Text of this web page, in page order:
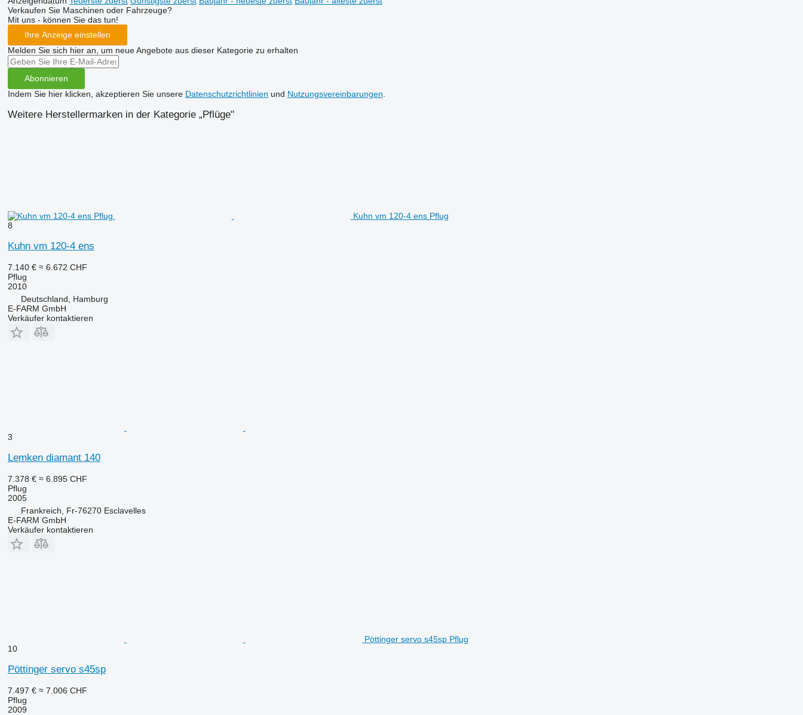
Verkaufen Sie Maschinen oder Fahrzeuge?
Mit uns - können Sie das tun!
Ihre Anzeige einstellen
Melden Sie sich hier an, um neue Angebote aus dieser Kategorie zu erhalten
Abonnieren
Indem Sie hier klicken, akzeptieren Sie unsere Datenschutzrichtlinien und Nutzungsvereinbarungen
Weitere Herstellermarken in der Kategorie „Pflüge"
Kuhn vm 120-4 ens Pflug
8
Kuhn vm 120-4 ens
7.140 € ≈ 6.672 CHF
Pflug
2010
Deutschland, Hamburg
E-FARM GmbH
Verkäufer kontaktieren
3
Lemken diamant 140
7.378 € ≈ 6.895 CHF
Pflug
2005
Frankreich, Fr-76270 Esclavelles
E-FARM GmbH
Verkäufer kontaktieren
Pöttinger servo s45sp Pflug
10
Pöttinger servo s45sp
7.497 € ≈ 7.006 CHF
Pflug
2009